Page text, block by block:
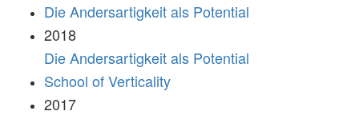
Die Andersartigkeit als Potential
2018
Die Andersartigkeit als Potential
School of Verticality
2017